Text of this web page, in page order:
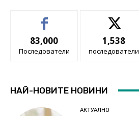
83,000
Последователи
1,538
последователи
НАЙ-НОВИТЕ НОВИНИ
АКТУАЛНО